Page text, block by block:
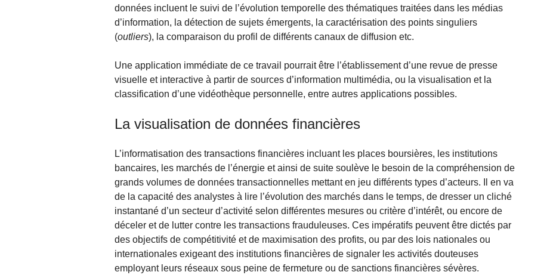
données incluent le suivi de l’évolution temporelle des thématiques traitées dans les médias
d’information, la détection de sujets émergents, la caractérisation des points singuliers
(outliers), la comparaison du profil de différents canaux de diffusion etc.
Une application immédiate de ce travail pourrait être l’établissement d’une revue de presse
visuelle et interactive à partir de sources d’information multimédia, ou la visualisation et la
classification d’une vidéothèque personnelle, entre autres applications possibles.
La visualisation de données financières
L’informatisation des transactions financières incluant les places boursières, les institutions
bancaires, les marchés de l’énergie et ainsi de suite soulève le besoin de la compréhension de
grands volumes de données transactionnelles mettant en jeu différents types d’acteurs. Il en va
de la capacité des analystes à lire l’évolution des marchés dans le temps, de dresser un cliché
instantané d’un secteur d’activité selon différentes mesures ou critère d’intérêt, ou encore de
déceler et de lutter contre les transactions frauduleuses. Ces impératifs peuvent être dictés par
des objectifs de compétitivité et de maximisation des profits, ou par des lois nationales ou
internationales exigeant des institutions financières de signaler les activités douteuses
employant leurs réseaux sous peine de fermeture ou de sanctions financières sévères.